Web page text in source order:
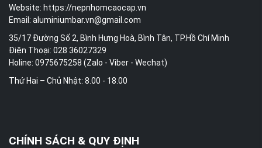
Website: https://nepnhomcaocap.vn
Email: aluminiumbar.vn@gmail.com
35/17 Đường Số 2, Bình Hưng Hoà, Bình Tân, TP.Hồ Chí Minh
Điện Thoại: 028 36027329
Holine: 0975675258 (Zalo - Viber - Wechat)
Thứ Hai – Chủ Nhật: 8.00 - 18.00
CHÍNH SÁCH & QUY ĐỊNH